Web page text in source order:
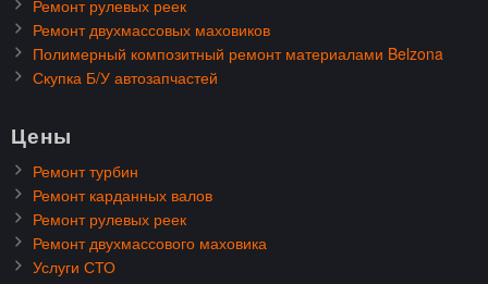
Ремонт рулевых реек
Ремонт двухмассовых маховиков
Полимерный композитный ремонт материалами Belzona
Скупка Б/У автозапчастей
Цены
Ремонт турбин
Ремонт карданных валов
Ремонт рулевых реек
Ремонт двухмассового маховика
Услуги СТО